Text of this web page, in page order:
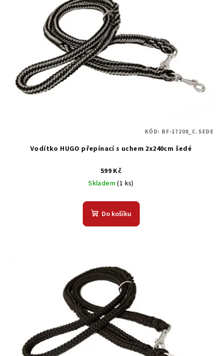
Vodítko HUGO přepínací s uchem 2x240cm šedé
599 Kč
Skladem(1 ks)
Do košíku
KÓD: BF-17208_C.SEDE